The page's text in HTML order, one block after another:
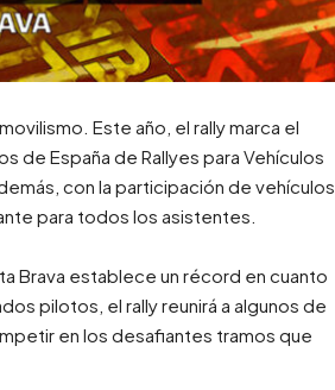
Este año, el rally marca el
de España de Rallyes para Vehículos
con la participación de vehículos
para todos los asistentes.
Brava establece un récord en cuanto
pilotos, el rally reunirá a algunos de
en los desafiantes tramos que